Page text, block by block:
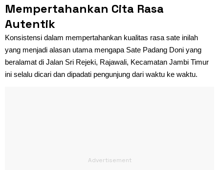
Mempertahankan Cita Rasa
Autentik
Konsistensi dalam mempertahankan kualitas rasa sate inilah
yang menjadi alasan utama mengapa Sate Padang Doni yang
beralamat di Jalan Sri Rejeki, Rajawali, Kecamatan Jambi Timur
ini selalu dicari dan dipadati pengunjung dari waktu ke waktu.